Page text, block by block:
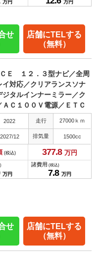
万円 万円
せ 店舗にTELする
（無料）
Ｅ １２．３型ナビ／全周
対応／クリアランスソナ
タルインナーミラー／ク
Ｃ１００Ｖ電源／ＥＴＣ
2022 走行 27000ｋｍ
2027/12 排気量 1500cc
(税込) 377.8 万円
万円
諸費用 (税込)
7.8 万円
せ 店舗にTELする
（無料）